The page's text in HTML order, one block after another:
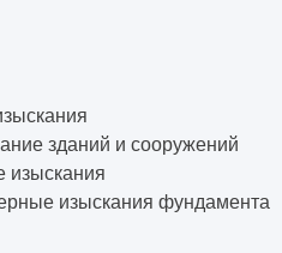
зданий и сооружений
изыскания
изыскания фундамента